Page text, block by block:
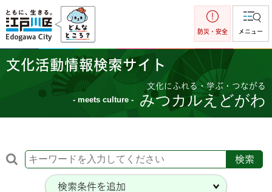
江戸川区
防災・安全 メニュー
文化活動情報検索サイト
文化にふれる・学ぶ・つながる
- meets culture - みつカルえどがわ
検索条件を追加